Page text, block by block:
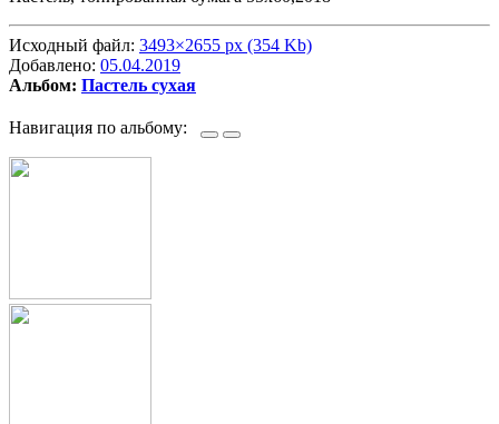
Исходный файл: 3493×2655 px (354 Kb)
Добавлено: 05.04.2019
Альбом: Пастель сухая
Навигация по альбому: